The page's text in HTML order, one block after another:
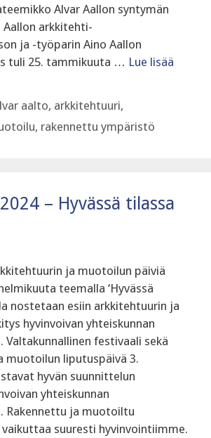
Alvar Aallon syntymän
Aallon arkkitehti-
ja -työparin Aino Aallon
tuli 25. tammikuuta … Lue lisää
aalto, arkkitehtuuri,
, rakennettu ympäristö
– Hyvässä tilassa
ja muotoilun päiviä
teemalla ‘Hyvässä
nostetaan esiin arkkitehtuurin ja
hyvinvoivan yhteiskunnan
Valtakunnallinen festivaali sekä
muotoilun liputuspäivä 3.
hyvän suunnittelun
yhteiskunnan
Rakennettu ja muotoiltu
suuresti hyvinvointiimme.